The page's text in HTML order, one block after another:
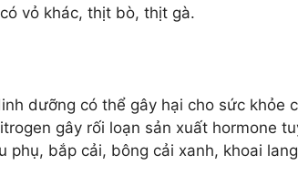
vỏ khác, thịt bò, thịt gà.
dưỡng có thể gây hại cho sức khỏe
gây rối loạn sản xuất hormone
phụ, bắp cải, bông cải xanh, khoai